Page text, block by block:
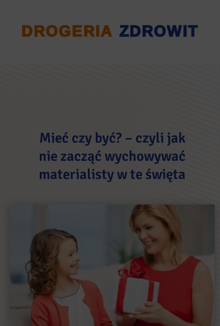
Mieć czy być? – czyli jak
nie zacząć wychowywać
materialisty w te święta